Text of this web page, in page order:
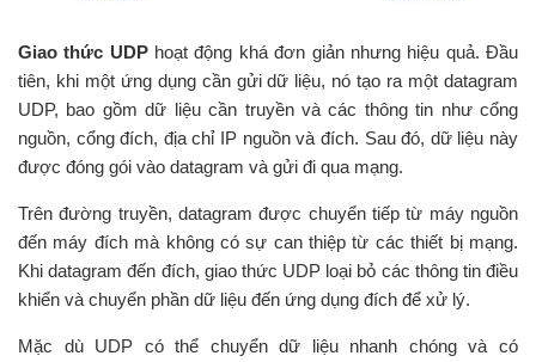
Giao thức UDPhoạt động khá đơn giản nhưng hiệu quả. Đầu
tiên, khi một ứng dụng cần gửi dữ liệu, nó tạo ra một datagram
UDP, bao gồm dữ liệu cần truyền và các thông tin như cổng
nguồn, cổng đích, địa chỉ IP nguồn và đích. Sau đó, dữ liệu này
được đóng gói vào datagram và gửi đi qua mạng.
Trên đường truyền, datagram được chuyển tiếp từ máy nguồn
đến máy đích mà không có sự can thiệp từ các thiết bị mạng.
Khi datagram đến đích, giao thức UDP loại bỏ các thông tin điều
khiển và chuyển phần dữ liệu đến ứng dụng đích để xử lý.
Mặc dù UDP có thể chuyển dữ liệu nhanh chóng và có